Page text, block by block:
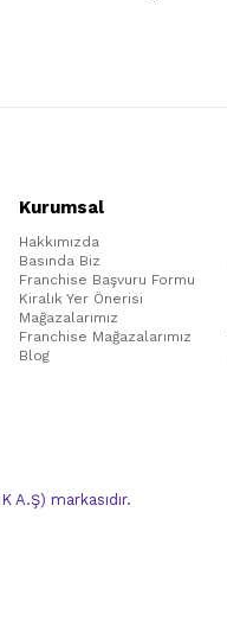
Kurumsal
Hakkımızda
Basında Biz
Franchise Başvuru Formu
Kiralık Yer Önerisi
Mağazalarımız
Franchise Mağazalarımız
Blog
A.Ş) markasıdır.